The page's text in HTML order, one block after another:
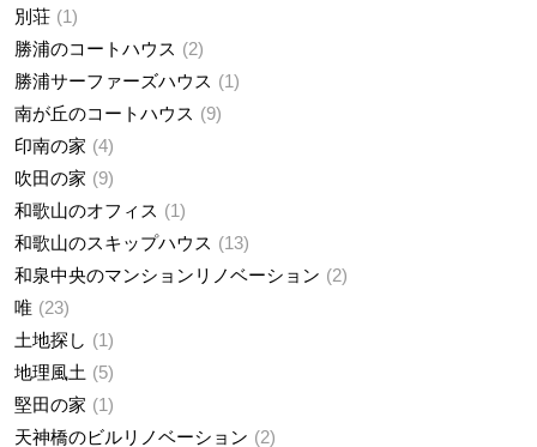
別荘
1
勝浦のコートハウス
2
勝浦サーファーズハウス
1
南が丘のコートハウス
9
印南の家
4
吹田の家
9
和歌山のオフィス
1
和歌山のスキップハウス
13
和泉中央のマンションリノベーション
2
唯
23
土地探し
1
地理風土
5
堅田の家
1
天神橋のビルリノベーション
2